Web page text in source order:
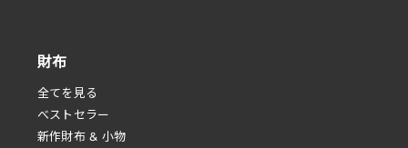
財布
全てを見る
べストセラー
新作財布 & 小物